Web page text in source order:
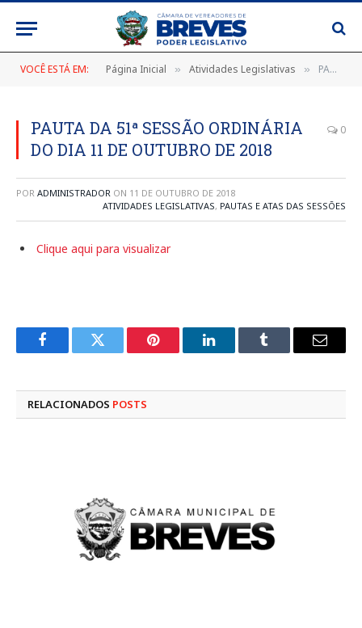
VOCÊ ESTÁ EM: Página Inicial » Atividades Legislativas » PAUTA DA 51ª SESSÃO ORDINÁRIA DO DIA 11 DE OUTUBRO DE 2018
PAUTA DA 51ª SESSÃO ORDINÁRIA
DO DIA 11 DE OUTUBRO DE 2018
0
POR ADMINISTRADOR ON 11 DE OUTUBRO DE 2018
ATIVIDADES LEGISLATIVAS, PAUTAS E ATAS DAS SESSÕES
Clique aqui para visualizar
FacebookTwitter Pinterest LinkedInTumblr
E-
RELACIONADOS POSTS